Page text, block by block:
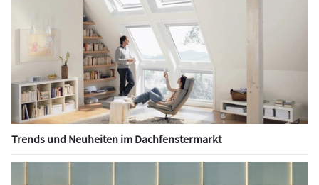
Trends und Neuheiten im Dachfenstermarkt